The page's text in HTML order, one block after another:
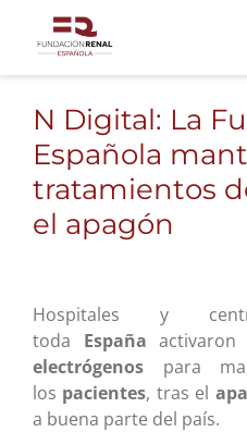
contenido
N Digital: La
Española
tratamientos
el apagón
Hospitales y
toda España
electrógenos para
los pacientes, tras el
a buena parte del país.